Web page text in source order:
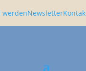
werdenNewsletter